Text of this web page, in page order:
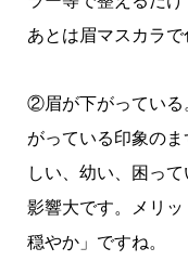
あとは眉マスカラで
②眉が下がっている
がっている印象の
しい、幼い、困っ
影響大です。メリッ
穏やか」ですね。